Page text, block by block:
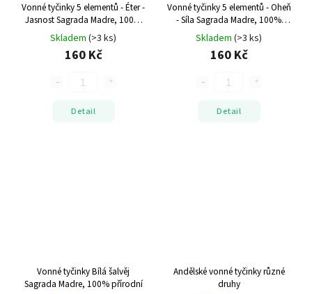
Vonné tyčinky 5 elementů - Éter -
JasnostSagrada Madre, 100%
přírodní
Skladem (>3 ks)
160 Kč
Detail
Vonné tyčinky 5 elementů - Oheň
- Síla Sagrada Madre, 100%
přírodní
Skladem (>3 ks)
160 Kč
Detail
Vonné tyčinky Bílá šalvěj
Sagrada Madre, 100% přírodní
Andělské vonné tyčinkyrůzné
druhy